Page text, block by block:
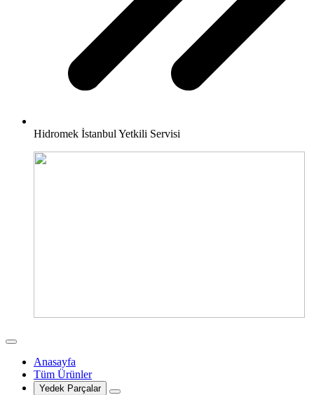
Hidromek İstanbul Yetkili Servisi
Anasayfa
Tüm Ürünler
Yedek Parçalar